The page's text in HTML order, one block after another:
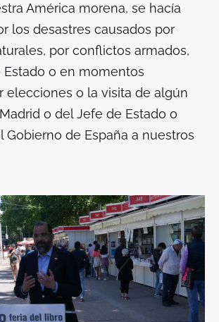
América morena, se hacía
los desastres causados por
por conflictos armados,
o en momentos
elecciones o la visita de algún
o del Jefe de Estado o
Gobierno de España a nuestros